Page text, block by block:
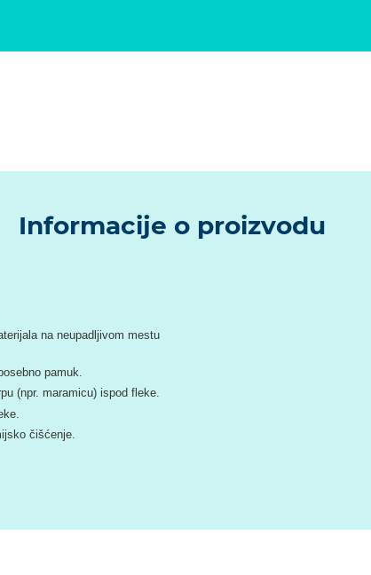
Informacije o proizvodu
na neupadljivom mestu
pamuk.
(npr. maramicu) ispod fleke.
čišćenje.